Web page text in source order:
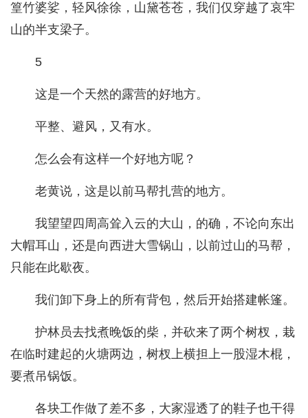
篁竹婆娑，轻风徐徐，山黛苍苍，我们仅穿越了哀牢
山的半支梁子。
5
这是一个天然的露营的好地方。
平整、避风，又有水。
怎么会有这样一个好地方呢？
老黄说，这是以前马帮扎营的地方。
我望望四周高耸入云的大山，的确，不论向东出
大帽耳山，还是向西进大雪锅山，以前过山的马帮，
只能在此歇夜。
我们卸下身上的所有背包，然后开始搭建帐篷。
护林员去找煮晚饭的柴，并砍来了两个树杈，栽
在临时建起的火塘两边，树杈上横担上一股湿木棍，
要煮吊锅饭。
各块工作做了差不多，大家湿透了的鞋子也干得